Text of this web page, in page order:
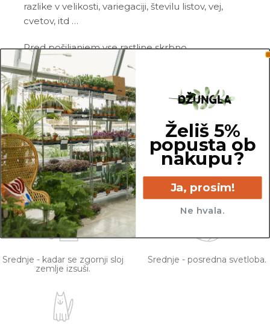
razlike v velikosti, variegaciji, številu listov, vej,
cvetov, itd …
Pred pošiljanjem vse rastline skrbno
pregledamo in zagotovimo, da gredo na pot
zdrave in čim bolj podobne izdelku na fotografiji.
Vse rastline so primarno v plastičnih sadilnih
lončkih. Okrasni lonec ni vključen v ceno.
80 cm 14 cm
Srednje - kadar se zgornji sloj
zemlje izsuši.
Srednje - posredna svetloba.
Želiš 5%
popusta ob
nakupu?
Ja, prosim!
Ne hvala.